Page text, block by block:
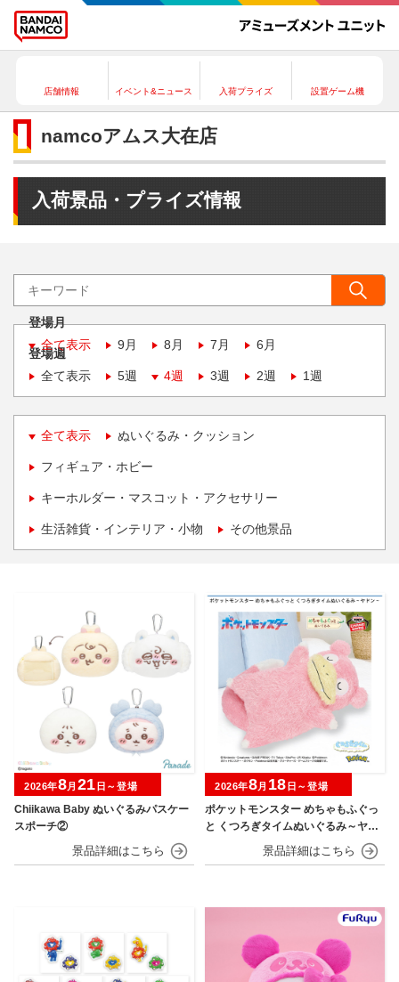
店舗情報 イベント&ニュース 入荷プライズ 設置ゲーム機
namcoアムス大在店
入荷景品・プライズ情報
登場月
全て表示
9月 8月 7月 6月
登場週
全て表示
5週 4週 3週 2週 1週
全て表示 ぬいぐるみ・クッション
フィギュア・ホビー
キーホルダー・マスコット・アクセサリー
生活雑貨・インテリア・小物 その他景品
Chiikawa Baby ぬいぐるみパスケー
スポーチ②
2026年8月 21 日～登場
ポケットモンスター めちゃもふぐっ
と くつろぎタイムぬいぐるみ～ヤド
2026年8月 18 日～登場